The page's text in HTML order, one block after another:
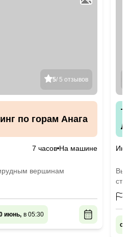
5/ 5 отзывов
по горам Анага
7 часов На машине
вершинам
июнь, в 05:30
сб,